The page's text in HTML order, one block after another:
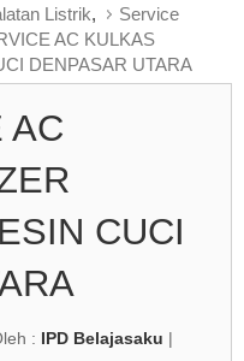
Listrik,
Service
AC KULKAS
DENPASAR UTARA
AC
CUCI
: IPD Belajasaku |